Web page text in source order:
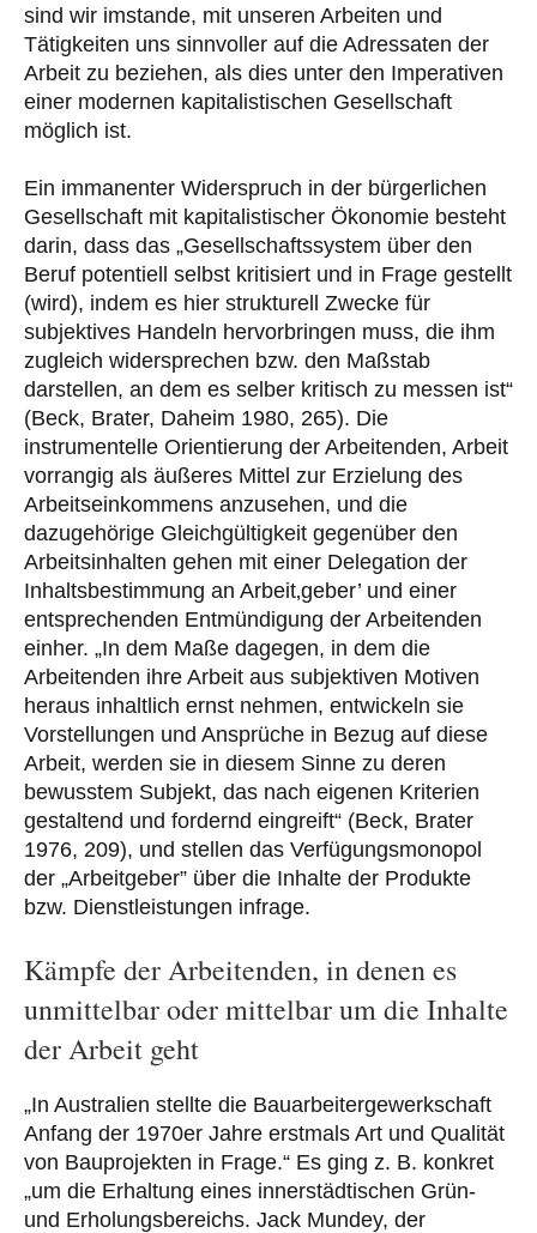
sind wir imstande, mit unseren Arbeiten und
Tätigkeiten uns sinnvoller auf die Adressaten der
Arbeit zu beziehen, als dies unter den Imperativen
einer modernen kapitalistischen Gesellschaft
möglich ist.
Ein immanenter Widerspruch in der bürgerlichen
Gesellschaft mit kapitalistischer Ökonomie besteht
darin, dass das „Gesellschaftssystem über den
Beruf potentiell selbst kritisiert und in Frage gestellt
(wird), indem es hier strukturell Zwecke für
subjektives Handeln hervorbringen muss, die ihm
zugleich widersprechen bzw. den Maßstab
darstellen, an dem es selber kritisch zu messen ist“
(Beck, Brater, Daheim 1980, 265). Die
instrumentelle Orientierung der Arbeitenden, Arbeit
vorrangig als äußeres Mittel zur Erzielung des
Arbeitseinkommens anzusehen, und die
dazugehörige Gleichgültigkeit gegenüber den
Arbeitsinhalten gehen mit einer Delegation der
Inhaltsbestimmung an Arbeit‚geber’ und einer
entsprechenden Entmündigung der Arbeitenden
einher. „In dem Maße dagegen, in dem die
Arbeitenden ihre Arbeit aus subjektiven Motiven
heraus inhaltlich ernst nehmen, entwickeln sie
Vorstellungen und Ansprüche in Bezug auf diese
Arbeit, werden sie in diesem Sinne zu deren
bewusstem Subjekt, das nach eigenen Kriterien
gestaltend und fordernd eingreift“ (Beck, Brater
1976, 209), und stellen das Verfügungsmonopol
der „Arbeitgeber” über die Inhalte der Produkte
bzw. Dienstleistungen infrage.
Kämpfe der Arbeitenden, in denen es
unmittelbar oder mittelbar um die Inhalte
der Arbeit geht
„In Australien stellte die Bauarbeitergewerkschaft
Anfang der 1970er Jahre erstmals Art und Qualität
von Bauprojekten in Frage.“ Es ging z. B. konkret
„um die Erhaltung eines innerstädtischen Grün-
und Erholungsbereichs. Jack Mundey, der